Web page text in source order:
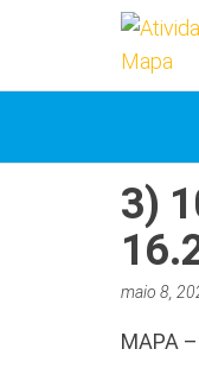
3)
maio 8,
MAPA